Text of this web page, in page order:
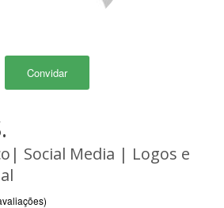
Convidar
Social Media | Logos e